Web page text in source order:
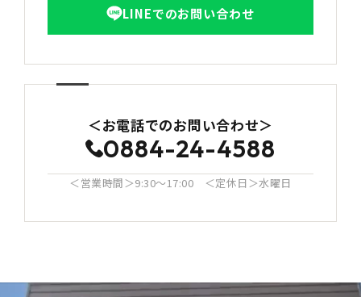
LINEでのお問い合わせ
＜お電話でのお問い合わせ＞
0884-24-4588
＜営業時間＞9:30〜17:00 ＜定休日＞水曜日